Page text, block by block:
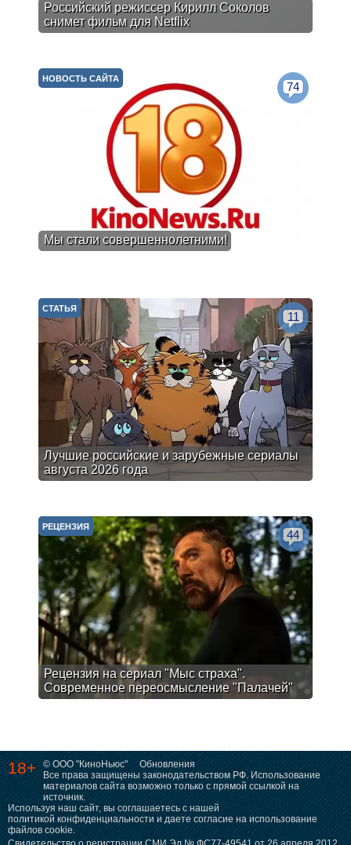
Российский режиссер Кирилл Соколов
снимет фильм для Netflix
Мы стали совершеннолетними!
НОВОСТЬ САЙТА
74
Лучшие российские и зарубежные сериалы
августа 2026 года
СТАТЬЯ
11
Рецензия на сериал "Мыс страха".
Современное переосмысление "Палачей"
РЕЦЕНЗИЯ
44
18+ © ООО "КиноНьюс"
Обновления
Все права защищены законодательством РФ. Использование
материалов сайта возможно только с прямой ссылкой на
источник.
Используя наш сайт, вы соглашаетесь с нашей
политикой конфиденциальности и даете согласие на использование
файлов cookie.